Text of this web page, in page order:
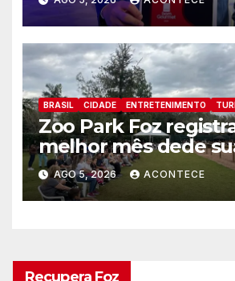
de Foz do Iguaçu
BRASIL CIDADE ENTRETENIMENTO
Zoo Park Foz
melhor mês dede
inauguração
AGO 5, 2026 ACONTECE
Recupera Foz